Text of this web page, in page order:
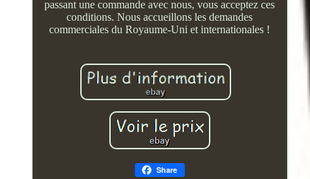
passant une commande avec nous, vous acceptez ces
conditions. Nous accueillons les demandes
commerciales du Royaume-Uni et internationales !
Share